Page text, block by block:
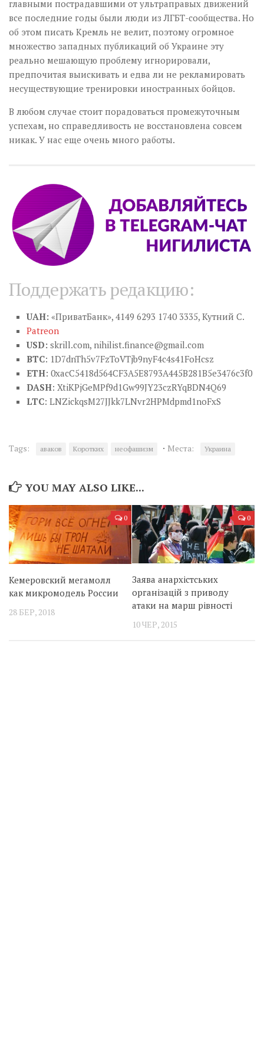
главными пострадавшими от ультраправых движений
все последние годы были люди из ЛГБТ-сообщества. Но
об этом писать Кремль не велит, поэтому огромное
множество западных публикаций об Украине эту
реально мешающую проблему игнорировали,
предпочитая выискивать и едва ли не рекламировать
несуществующие тренировки иностранных бойцов.
В любом случае стоит порадоваться промежуточным
успехам, но справедливость не восстановлена совсем
никак. У нас еще очень много работы.
Поддержать редакцию:
UAH: «ПриватБанк», 4149 6293 1740 3335, Кутний С.
Patreon
USD: skrill.com, nihilist.finance@gmail.com
BTC: 1D7dnTh5v7FzToVTjb9nyF4c4s41FoHcsz
ETH: 0xacC5418d564CF3A5E8793A445B281B5e3476c3f0
DASH: XtiKPjGeMPf9d1Gw99JY23czRYqBDN4Q69
LTC: LNZickqsM27JJkk7LNvr2HPMdpmd1noFxS
Tags: аваков Коротких неофашизм · Места: Украина
YOU MAY ALSO LIKE...
0
Кемеровский мегамолл
как микромодель России
28 БЕР, 2018
0
Заява анархістських
організацій з приводу
атаки на марш рівності
10 ЧЕР, 2015